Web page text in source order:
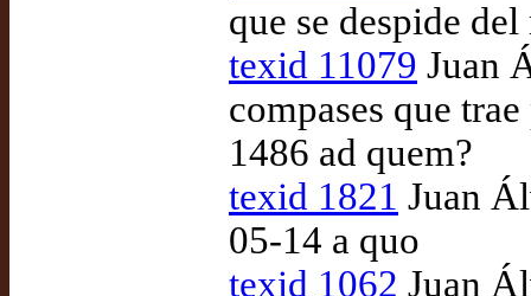
que se despide
texid 11079 Juan
compases que
1486 ad quem?
texid 1821 Juan
05-14 a quo
texid 1062 Juan